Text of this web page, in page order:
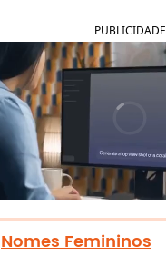
PUBLICIDADE
Nomes Femininos